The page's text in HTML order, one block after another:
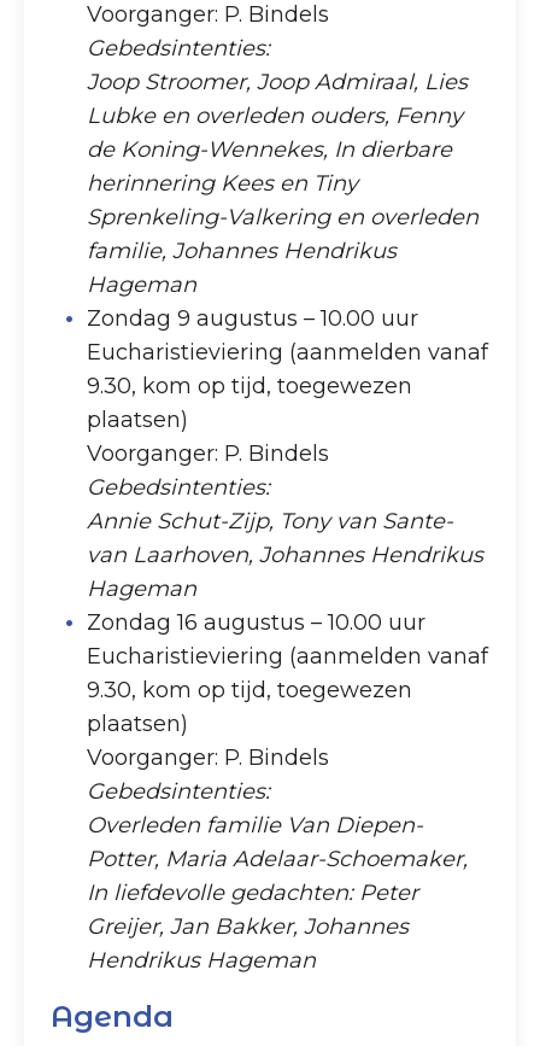
Voorganger: P. Bindels
Gebedsintenties:
Joop Stroomer, Joop Admiraal, Lies
Lubke en overleden ouders, Fenny
de Koning-Wennekes, In dierbare
herinnering Kees en Tiny
Sprenkeling-Valkering en overleden
familie, Johannes Hendrikus
Hageman
Zondag 9 augustus – 10.00 uur
Eucharistieviering (aanmelden vanaf
9.30, kom op tijd, toegewezen
plaatsen)
Voorganger: P. Bindels
Gebedsintenties:
Annie Schut-Zijp, Tony van Sante-
van Laarhoven, Johannes Hendrikus
Hageman
Zondag 16 augustus – 10.00 uur
Eucharistieviering (aanmelden vanaf
9.30, kom op tijd, toegewezen
plaatsen)
Voorganger: P. Bindels
Gebedsintenties:
Overleden familie Van Diepen-
Potter, Maria Adelaar-Schoemaker,
In liefdevolle gedachten: Peter
Greijer, Jan Bakker, Johannes
Hendrikus Hageman
Agenda